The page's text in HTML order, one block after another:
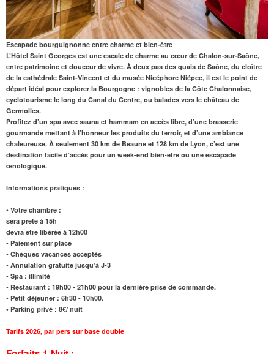
Escapade bourguignonne entre charme et bien-être
L’Hôtel Saint Georges est une escale de charme au cœur de Chalon-sur-Saône,
entre patrimoine et douceur de vivre. À deux pas des quais de Saône, du cloître
de la cathédrale Saint-Vincent et du musée Nicéphore Niépce, il est le point de
départ idéal pour explorer la Bourgogne : vignobles de la Côte Chalonnaise,
cyclotourisme le long du Canal du Centre, ou balades vers le château de
Germolles.
Profitez d’un spa avec sauna et hammam en accès libre, d’une brasserie
gourmande mettant à l’honneur les produits du terroir, et d’une ambiance
chaleureuse. À seulement 30 km de Beaune et 128 km de Lyon, c’est une
destination facile d’accès pour un week-end bien-être ou une escapade
œnologique.
Informations pratiques :
• Votre chambre :
sera prête à 15h
devra être libérée à 12h00
• Paiement sur place
• Chèques vacances acceptés
• Annulation gratuite jusqu’à J-3
• Spa : illimité
• Restaurant : 19h00 - 21h00 pour la dernière prise de commande.
• Petit déjeuner : 6h30 - 10h00.
• Parking privé : 8€/ nuit
Tarifs 2026, par pers sur base double